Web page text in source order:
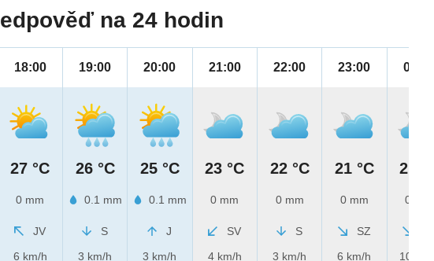
na 24 hodin
18:00
27 °C
0 mm
JV
6 km/h
19:00
26 °C
0.1 mm
S
3 km/h
20:00
25 °C
0.1 mm
J
3 km/h
21:00
23 °C
0 mm
SV
4 km/h
22:00
22 °C
0 mm
S
3 km/h
23:00
21 °C
0 mm
SZ
6 km/h
00:00
21 °C
0 mm
10 km/h